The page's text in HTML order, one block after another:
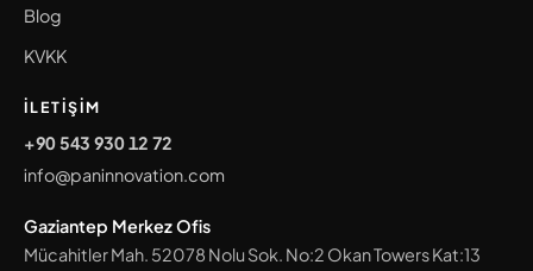
Blog
KVKK
İLETIŞIM
+90 543 930 12 72
info@paninnovation.com
Gaziantep Merkez Ofis
Mücahitler Mah. 52078 Nolu Sok. No:2 Okan Towers Kat:13